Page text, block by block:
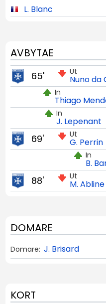
L. Blanc
AVBYTAE
Ut
Nuno da
65'
In
Thiago
In
J. Lepenant
Ut
G. Perrin
69'
In
B.
Ut
M. Abline
88'
DOMARE
Domare: J. Brisard
KORT